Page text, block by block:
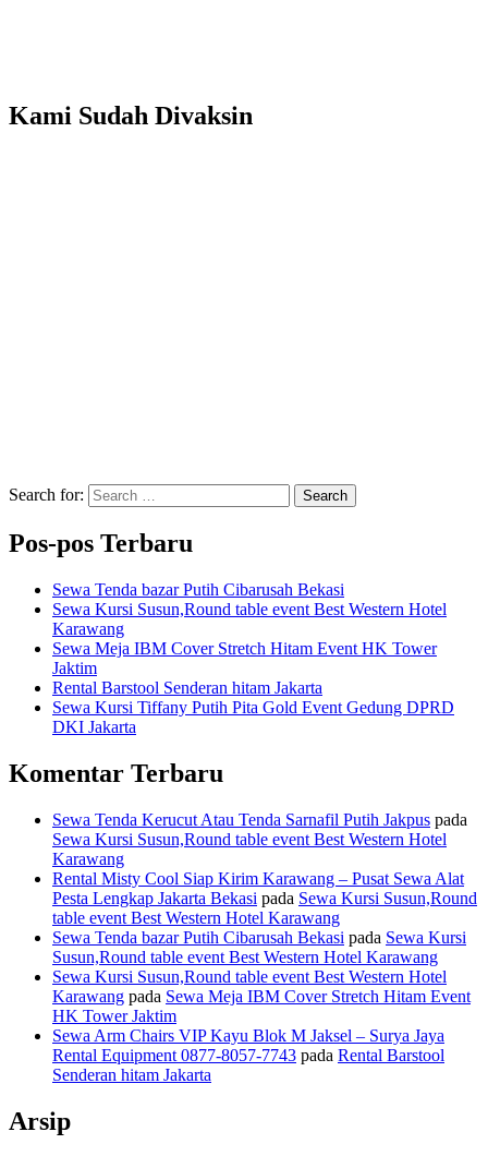
Kami Sudah Divaksin
Search for: Search
Pos-pos Terbaru
Sewa Tenda bazar Putih Cibarusah Bekasi
Sewa Kursi Susun,Round table event Best Western Hotel
Karawang
Sewa Meja IBM Cover Stretch Hitam Event HK Tower
Jaktim
Rental Barstool Senderan hitam Jakarta
Sewa Kursi Tiffany Putih Pita Gold Event Gedung DPRD
DKI Jakarta
Komentar Terbaru
Sewa Tenda Kerucut Atau Tenda Sarnafil Putih Jakpus pada
Sewa Kursi Susun,Round table event Best Western Hotel
Karawang
Rental Misty Cool Siap Kirim Karawang – Pusat Sewa Alat
Pesta Lengkap Jakarta Bekasi pada Sewa Kursi Susun,Round
table event Best Western Hotel Karawang
Sewa Tenda bazar Putih Cibarusah Bekasi pada Sewa Kursi
Susun,Round table event Best Western Hotel Karawang
Sewa Kursi Susun,Round table event Best Western Hotel
Karawang pada Sewa Meja IBM Cover Stretch Hitam Event
HK Tower Jaktim
Sewa Arm Chairs VIP Kayu Blok M Jaksel – Surya Jaya
Rental Equipment 0877-8057-7743 pada Rental Barstool
Senderan hitam Jakarta
Arsip